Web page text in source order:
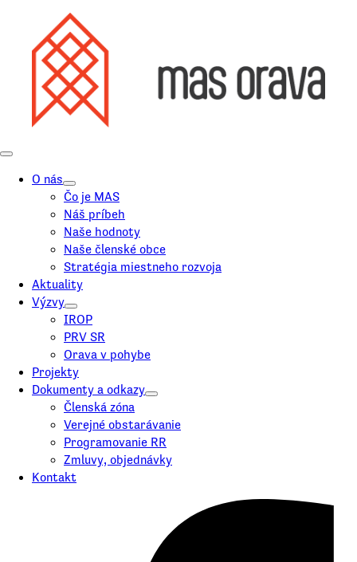
O nás
Čo je MAS
Náš príbeh
Naše hodnoty
Naše členské obce
Stratégia miestneho rozvoja
Aktuality
Výzvy
IROP
PRV SR
Orava v pohybe
Projekty
Dokumenty a odkazy
Členská zóna
Verejné obstarávanie
Programovanie RR
Zmluvy, objednávky
Kontakt